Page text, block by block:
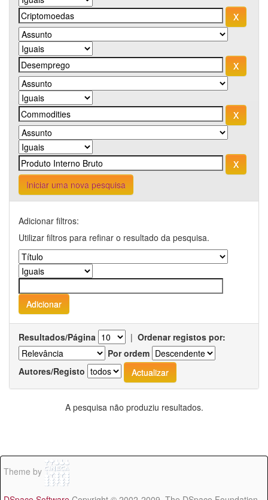
Iniciar uma nova pesquisa
Adicionar filtros:
Utilizar filtros para refinar o resultado da pesquisa.
Resultados/Página | Ordenar registos por:
Por ordem
Autores/Registo
A pesquisa não produziu resultados.
Theme by